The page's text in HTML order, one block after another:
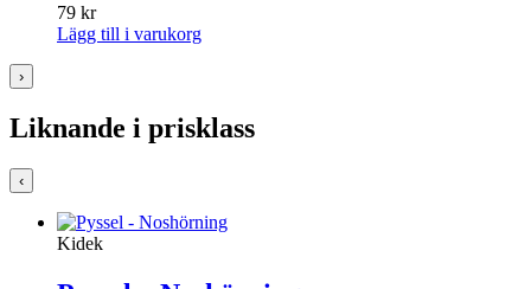
79 kr
Lägg till i varukorg
›
Liknande i prisklass
‹
Kidek